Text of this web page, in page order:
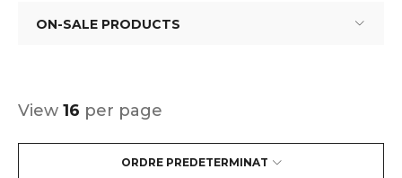
ON-SALE PRODUCTS
ORDRE PREDETERMINAT
View 16 per page